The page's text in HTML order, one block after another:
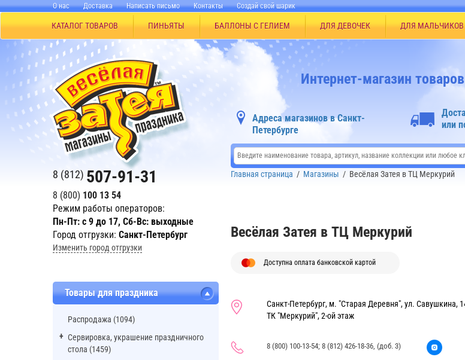
О нас Доставка Написать письмо Контакты Создай свой шарик
КАТАЛОГ ТОВАРОВ ПИНЬЯТЫ БАЛЛОНЫ С ГЕЛИЕМ ДЛЯ ДЕВОЧЕК ДЛЯ МАЛЬЧИКОВ
8 (812) 507-91-31
8 (800) 100 13 54
Режим работы операторов:
Пн-Пт: с 9 до 17, Сб-Вс: выходные
Город отгрузки: Санкт-Петербург
Изменить город отгрузки
Товары для праздника
Распродажа (1094)
Сервировка, украшение праздничного
стола (1459)
Интернет-магазин
Адреса магазинов в Санкт-
Петербурге
или
Главная страница / Магазины / Весёлая Затея в ТЦ Меркурий
Весёлая Затея в ТЦ Меркурий
Доступна оплата банковской картой
Санкт-Петербург, м. "Старая Деревня", ул. Савушкина,
ТК "Меркурий", 2-ой этаж
8 (800) 100-13-54; 8 (812) 426-18-36, (доб. 3)